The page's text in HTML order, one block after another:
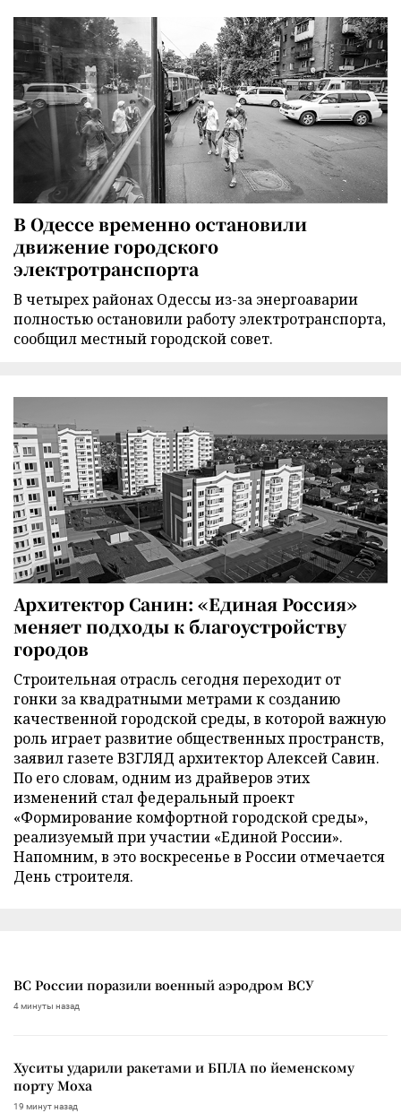
В Одессе временно остановили
движение городского
электротранспорта
В четырех районах Одессы из-за энергоаварии
полностью остановили работу электротранспорта,
сообщил местный городской совет.
Архитектор Санин: «Единая Россия»
меняет подходы к благоустройству
городов
Строительная отрасль сегодня переходит от
гонки за квадратными метрами к созданию
качественной городской среды, в которой важную
роль играет развитие общественных пространств,
заявил газете ВЗГЛЯД архитектор Алексей Савин.
По его словам, одним из драйверов этих
изменений стал федеральный проект
«Формирование комфортной городской среды»,
реализуемый при участии «Единой России».
Напомним, в это воскресенье в России отмечается
День строителя.
ВС России поразили военный аэродром ВСУ
4 минуты назад
Хуситы ударили ракетами и БПЛА по йеменскому
порту Моха
19 минут назад